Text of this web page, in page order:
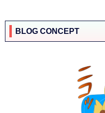
BLOG CONCEPT